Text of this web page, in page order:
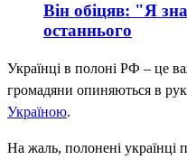
Він обіцяв: "Я
останнього
Українці в полоні РФ – це
громадяни опиняються в
Україною.
На жаль, полонені українці